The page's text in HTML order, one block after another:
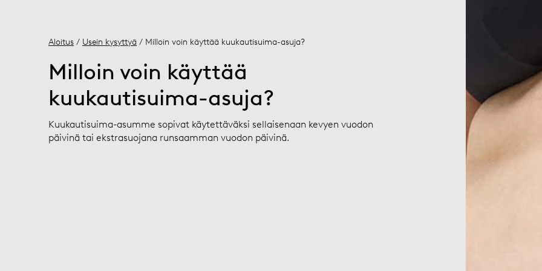
Aloitus / Usein kysyttyä / Milloin voin käyttää kuukautisuima-asuja?
Milloin voin käyttää
kuukautisuima-asuja?
Kuukautisuima-asumme sopivat käytettäväksi sellaisenaan kevyen vuodon
päivinä tai ekstrasuojana runsaamman vuodon päivinä.